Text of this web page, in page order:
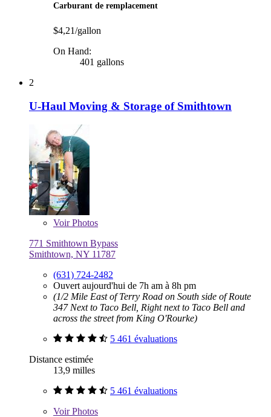
Carburant de remplacement
$4,21/gallon
On Hand:
401 gallons
2
U-Haul Moving & Storage of Smithtown
VoirPhotos
771 Smithtown Bypass
Smithtown, NY 11787
(631) 724-2482
Ouvert aujourd'hui de 7h am à 8h pm
(1/2 Mile East of Terry Road on South side of Route
347 Next to Taco Bell, Right next to Taco Bell and
across the street from King O'Rourke)
5 461 évaluations
Distance estimée
13,9 milles
5 461 évaluations
VoirPhotos